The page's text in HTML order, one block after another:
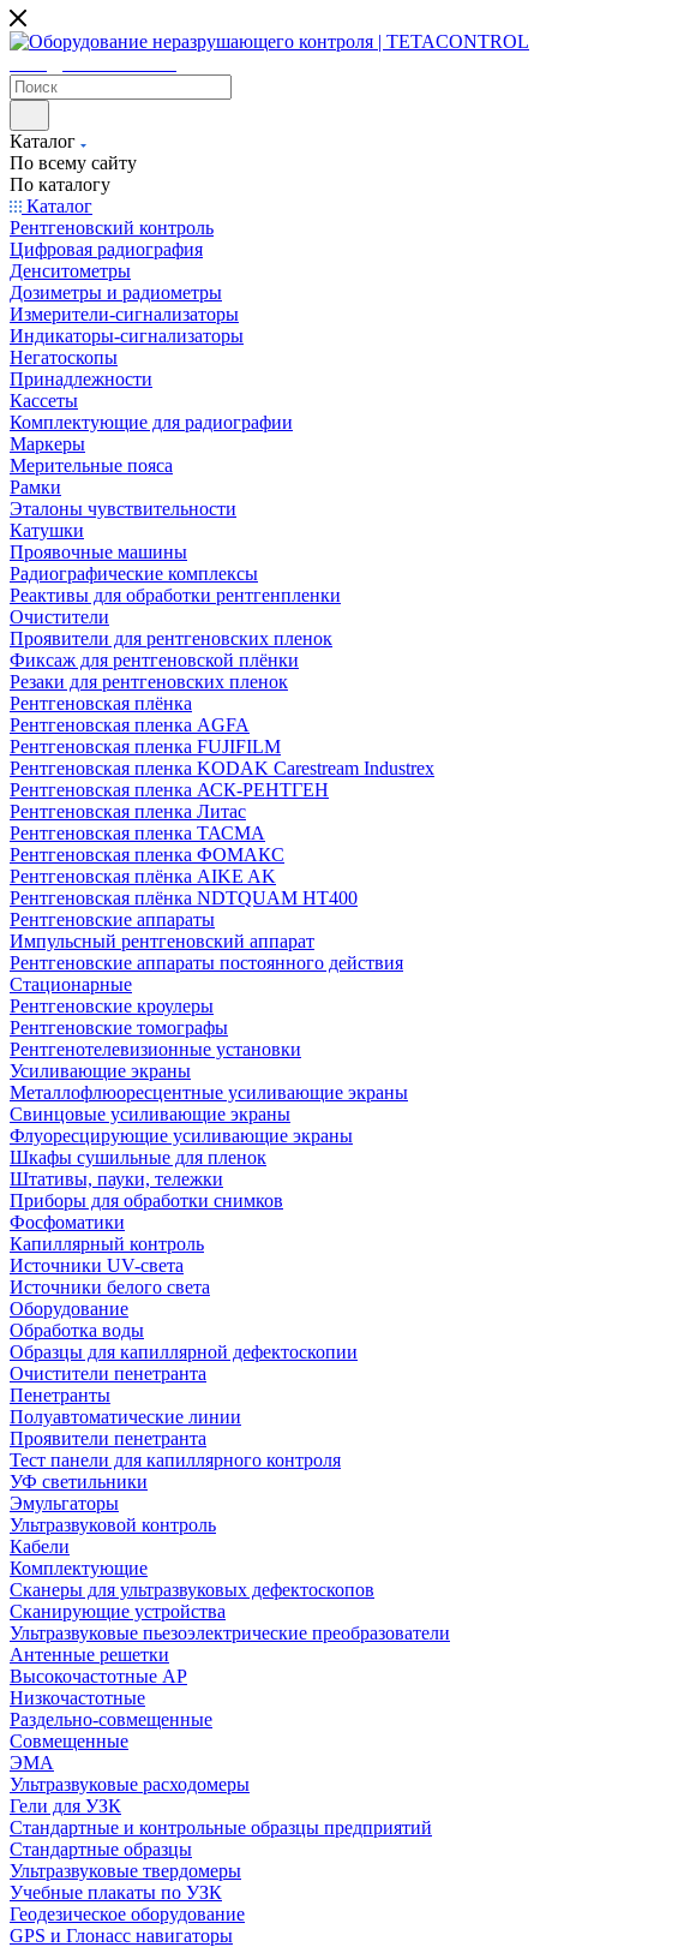
Каталог
По всему сайту
По каталогу
Каталог
Рентгеновский контроль
Цифровая радиография
Денситометры
Дозиметры и радиометры
Измерители-сигнализаторы
Индикаторы-сигнализаторы
Негатоскопы
Принадлежности
Кассеты
Комплектующие для радиографии
Маркеры
Мерительные пояса
Рамки
Эталоны чувствительности
Катушки
Проявочные машины
Радиографические комплексы
Реактивы для обработки рентгенпленки
Очистители
Проявители для рентгеновских пленок
Фиксаж для рентгеновской плёнки
Резаки для рентгеновских пленок
Рентгеновская плёнка
Рентгеновская пленка AGFA
Рентгеновская пленка FUJIFILM
Рентгеновская пленка KODAK Carestream Industrex
Рентгеновская пленка АСК-РЕНТГЕН
Рентгеновская пленка Литас
Рентгеновская пленка ТАСМА
Рентгеновская пленка ФОМАКС
Рентгеновская плёнка AIKE AK
Рентгеновская плёнка NDTQUAM HT400
Рентгеновские аппараты
Импульсный рентгеновский аппарат
Рентгеновские аппараты постоянного действия
Стационарные
Рентгеновские кроулеры
Рентгеновские томографы
Рентгенотелевизионные установки
Усиливающие экраны
Металлофлюоресцентные усиливающие экраны
Свинцовые усиливающие экраны
Флуоресцирующие усиливающие экраны
Шкафы сушильные для пленок
Штативы, пауки, тележки
Приборы для обработки снимков
Фосфоматики
Капиллярный контроль
Источники UV-света
Источники белого света
Оборудование
Обработка воды
Образцы для капиллярной дефектоскопии
Очистители пенетранта
Пенетранты
Полуавтоматические линии
Проявители пенетранта
Тест панели для капиллярного контроля
УФ светильники
Эмульгаторы
Ультразвуковой контроль
Кабели
Комплектующие
Сканеры для ультразвуковых дефектоскопов
Сканирующие устройства
Ультразвуковые пьезоэлектрические преобразователи
Антенные решетки
Высокочастотные АР
Низкочастотные
Раздельно-совмещенные
Совмещенные
ЭМА
Ультразвуковые расходомеры
Гели для УЗК
Стандартные и контрольные образцы предприятий
Стандартные образцы
Ультразвуковые твердомеры
Учебные плакаты по УЗК
Геодезическое оборудование
GPS и Глонасс навигаторы